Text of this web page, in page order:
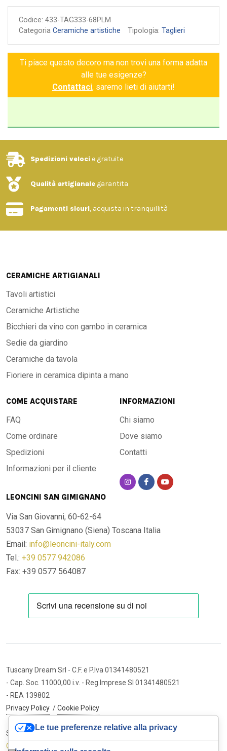
Garanzia di autenticità
Codice: 433-TAG333-68PLM
Categoria Ceramiche artistiche Tipologia: Taglieri
Ti piace questo decoro ma non trovi una forma adatta
alle tue esigenze?
Contattaci, saremo lieti di aiutarti!
Spedizioni veloci e gratuite
Qualità artigianale garantita
Pagamenti sicuri, acquista in tranquillità
CERAMICHE ARTIGIANALI
Tavoli artistici
Ceramiche Artistiche
Bicchieri da vino con gambo in ceramica
Sedie da giardino
Ceramiche da tavola
Fioriere in ceramica dipinta a mano
COME ACQUISTARE
FAQ
Come ordinare
Spedizioni
Informazioni per il cliente
INFORMAZIONI
Chi siamo
Dove siamo
Contatti
LEONCINI SAN GIMIGNANO
Via San Giovanni, 60-62-64
53037 San Gimignano (Siena) Toscana Italia
Email: info@leoncini-italy.com
Tel.: +39 0577 942086
Fax: +39 0577 564087
Tuscany Dream Srl - C.F. e P.Iva 01341480521
- Cap. Soc. 11000,00 i.v. - Reg.Imprese SI 01341480521
- REA 139802
Privacy Policy /Cookie Policy
Sito internet ed e-commerce
Cybermarket Web Agency
Le tue preferenze relative alla privacy